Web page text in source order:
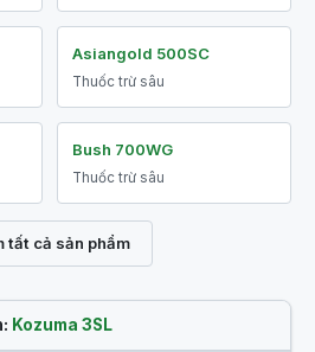
Asiangold 500SC
Thuốc trừ sâu
Bush 700WG
Thuốc trừ sâu
tất cả sản phẩm
Kozuma 3SL